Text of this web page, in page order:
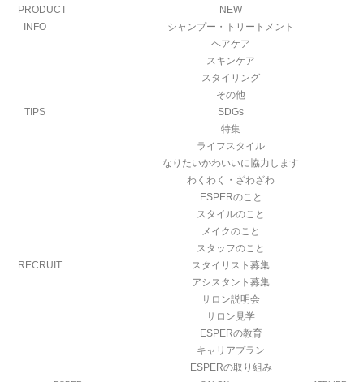
PRODUCT
INFO
NEW
シャンプー・トリートメント
ヘアケア
スキンケア
スタイリング
その他
TIPS
SDGs
特集
ライフスタイル
なりたいかわいいに協力します
わくわく・ざわざわ
ESPERのこと
スタイルのこと
メイクのこと
スタッフのこと
RECRUIT
スタイリスト募集
アシスタント募集
サロン説明会
サロン見学
ESPERの教育
キャリアプラン
ESPERの取り組み